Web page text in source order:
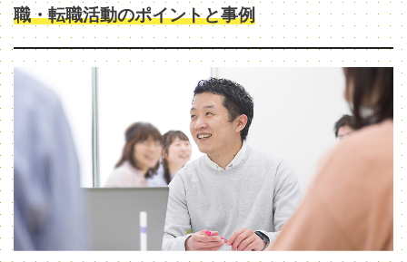
職・転職活動のポイントと事例